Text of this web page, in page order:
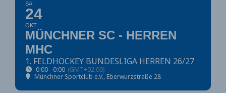
SA
24
OKT
MÜNCHNER SC - HERREN
MHC
1. FELDHOCKEY BUNDESLIGA HERREN 26/27
0:00 - 0:00 (GMT+02:00)
Münchner Sportclub e.V., Eberwurzstraße 28